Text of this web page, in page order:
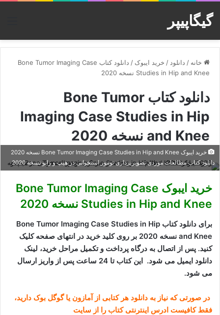
گیگاپیپر
خانه / دانلود / خرید ایبوک /
دانلود کتاب Bone Tumor Imaging Case
Studies in Hip and Knee نسخه 2020
دانلود کتاب Bone Tumor
Imaging Case Studies in Hip
and Knee نسخه 2020
خرید ایبوک Bone Tumor Imaging Case Studies in Hip and Knee نسخه 2020
دانلود کتاب مطالعات موردی تصویربرداری تومور استخوانی در هیپ و زانو نسخه 2020
خرید ایبوک Bone Tumor Imaging Case
Studies in Hip and Knee نسخه 2020
برای دانلود کتاب Bone Tumor Imaging Case Studies in Hip
and Knee نسخه 2020 بر روی کلید خرید در انتهای صفحه کلیک
کنید. پس از اتصال به درگاه پرداخت و تکمیل مراحل خرید، لینک
دانلود ایمیل می شود. این کتاب تا 24 ساعت پس از واریز ارسال
می شود.
در صورتی که نیاز به دانلود هر کتابی از آمازون یا گوگل بوک دارید،
فقط کافیست ادرس اینترنتی کتاب را از سایت